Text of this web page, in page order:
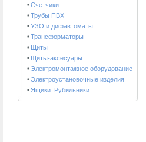
Счетчики
Трубы ПВХ
УЗО и дифавтоматы
Трансформаторы
Щиты
Щиты-аксесуары
Электромонтажное оборудование
Электроустановочные изделия
Ящики. Рубильники